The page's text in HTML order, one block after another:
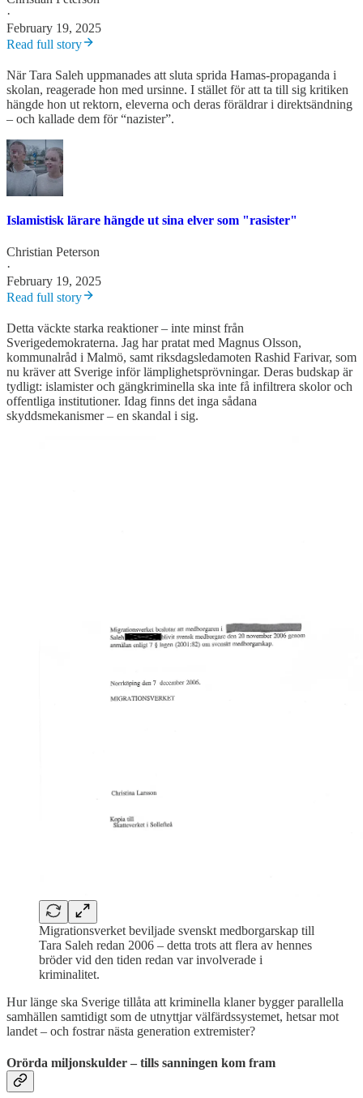
·
February 19, 2025
Read full story
När Tara Saleh uppmanades att sluta sprida Hamas-propaganda i
skolan, reagerade hon med ursinne. I stället för att ta till sig kritiken
hängde hon ut rektorn, eleverna och deras föräldrar i direktsändning
– och kallade dem för “nazister”.
Islamistisk lärare hängde ut sina elver som "rasister"
Christian Peterson
·
February 19, 2025
Read full story
Detta väckte starka reaktioner – inte minst från
Sverigedemokraterna. Jag har pratat med Magnus Olsson,
kommunalråd i Malmö, samt riksdagsledamoten Rashid Farivar, som
nu kräver att Sverige inför lämplighetsprövningar. Deras budskap är
tydligt: islamister och gängkriminella ska inte få infiltrera skolor och
offentliga institutioner. Idag finns det inga sådana
skyddsmekanismer – en skandal i sig.
Migrationsverket beviljade svenskt medborgarskap till
Tara Saleh redan 2006 – detta trots att flera av hennes
bröder vid den tiden redan var involverade i
kriminalitet.
Hur länge ska Sverige tillåta att kriminella klaner bygger parallella
samhällen samtidigt som de utnyttjar välfärdssystemet, hetsar mot
landet – och fostrar nästa generation extremister?
Orörda miljonskulder – tills sanningen kom fram